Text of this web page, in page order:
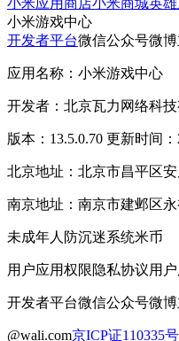
小米游戏中心
开发者平台微信公众号微
应用名称：小米游戏中心
开发者：北京瓦力网络科
版本：13.5.0.70 更新时间：
北京地址：北京市昌平区
南京地址：南京市建邺区
未成年人防沉迷系统米币
用户应用权限隐私协议用
开发者平台微信公众号微
@wali.com京ICP证110335号